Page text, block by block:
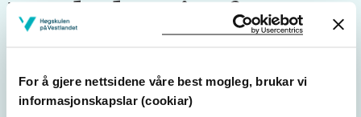
For å gjere nettsidene våre best mogleg, brukar vi
informasjonskapslar (cookiar)
Based Education for
Wind